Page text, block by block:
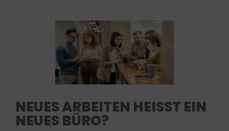
NEUES ARBEITEN HEISST EIN N
EUES BÜRO?